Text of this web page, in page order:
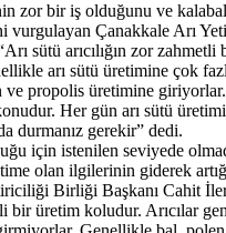
zor bir iş olduğunu ve
vurgulayan Çanakkale Arı
sütü arıcılığın zor zahmetli
arı sütü üretimine çok
propolis üretimine giriyorlar.
Her gün arı sütü
durmanız gerekir” dedi.
için istenilen seviyede
olan ilgilerinin giderek
Birliği Başkanı Cahit
bir üretim koludur. Arıcılar